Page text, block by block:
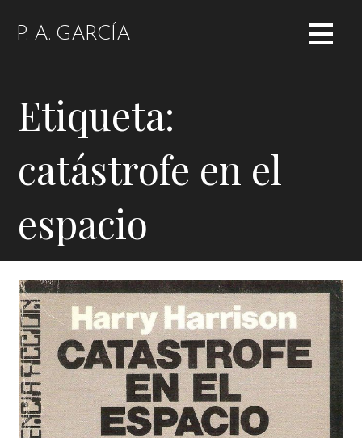
P. A. GARCÍA
Etiqueta:
catástrofe en el
espacio